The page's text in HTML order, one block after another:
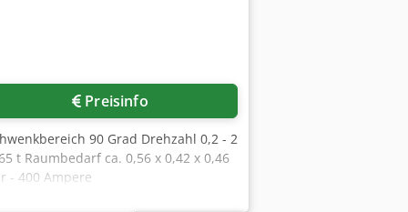
Preisinfo
90 Grad Drehzahl 0,2 - 2
t Raumbedarf ca. 0,56 x 0,42 x 0,46
- 400 Ampere